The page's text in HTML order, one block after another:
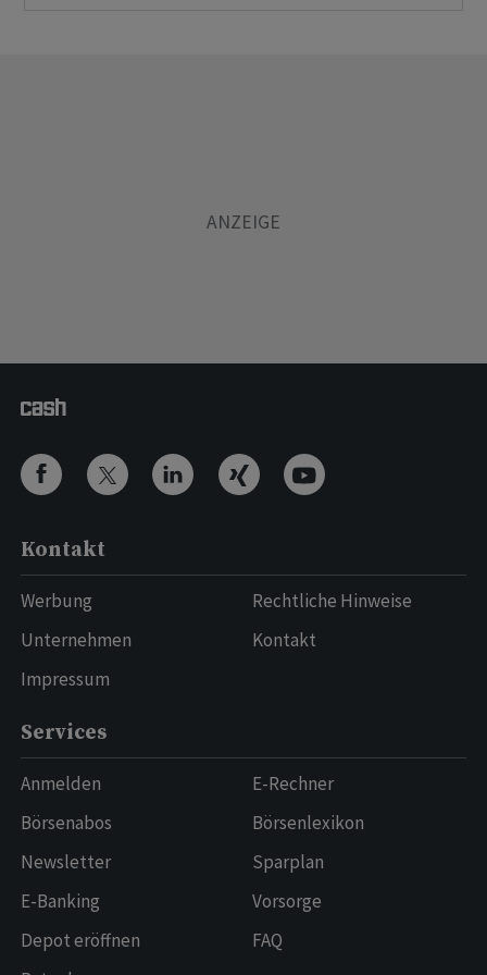
Kontakt
Werbung
Unternehmen
Impressum
Rechtliche Hinweise
Kontakt
Services
Anmelden
Börsenabos
Newsletter
E-Banking
Depot eröffnen
E-Rechner
Börsenlexikon
Sparplan
Vorsorge
FAQ